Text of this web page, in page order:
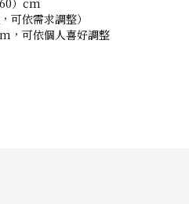
）cm
可依需求調整）
，可依個人喜好調整